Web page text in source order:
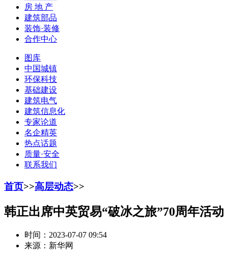
房 地 产
建筑部品
装饰·装修
合作中心
图库
中国城镇
环保科技
基础建设
建筑电气
建筑信息化
专家论道
名企精英
热点话题
质量·安全
联系我们
首页>>高层动态>>
韩正出席中英贸易“破冰之旅”70周年活动
时间：2023-07-07 09:54
来源：新华网